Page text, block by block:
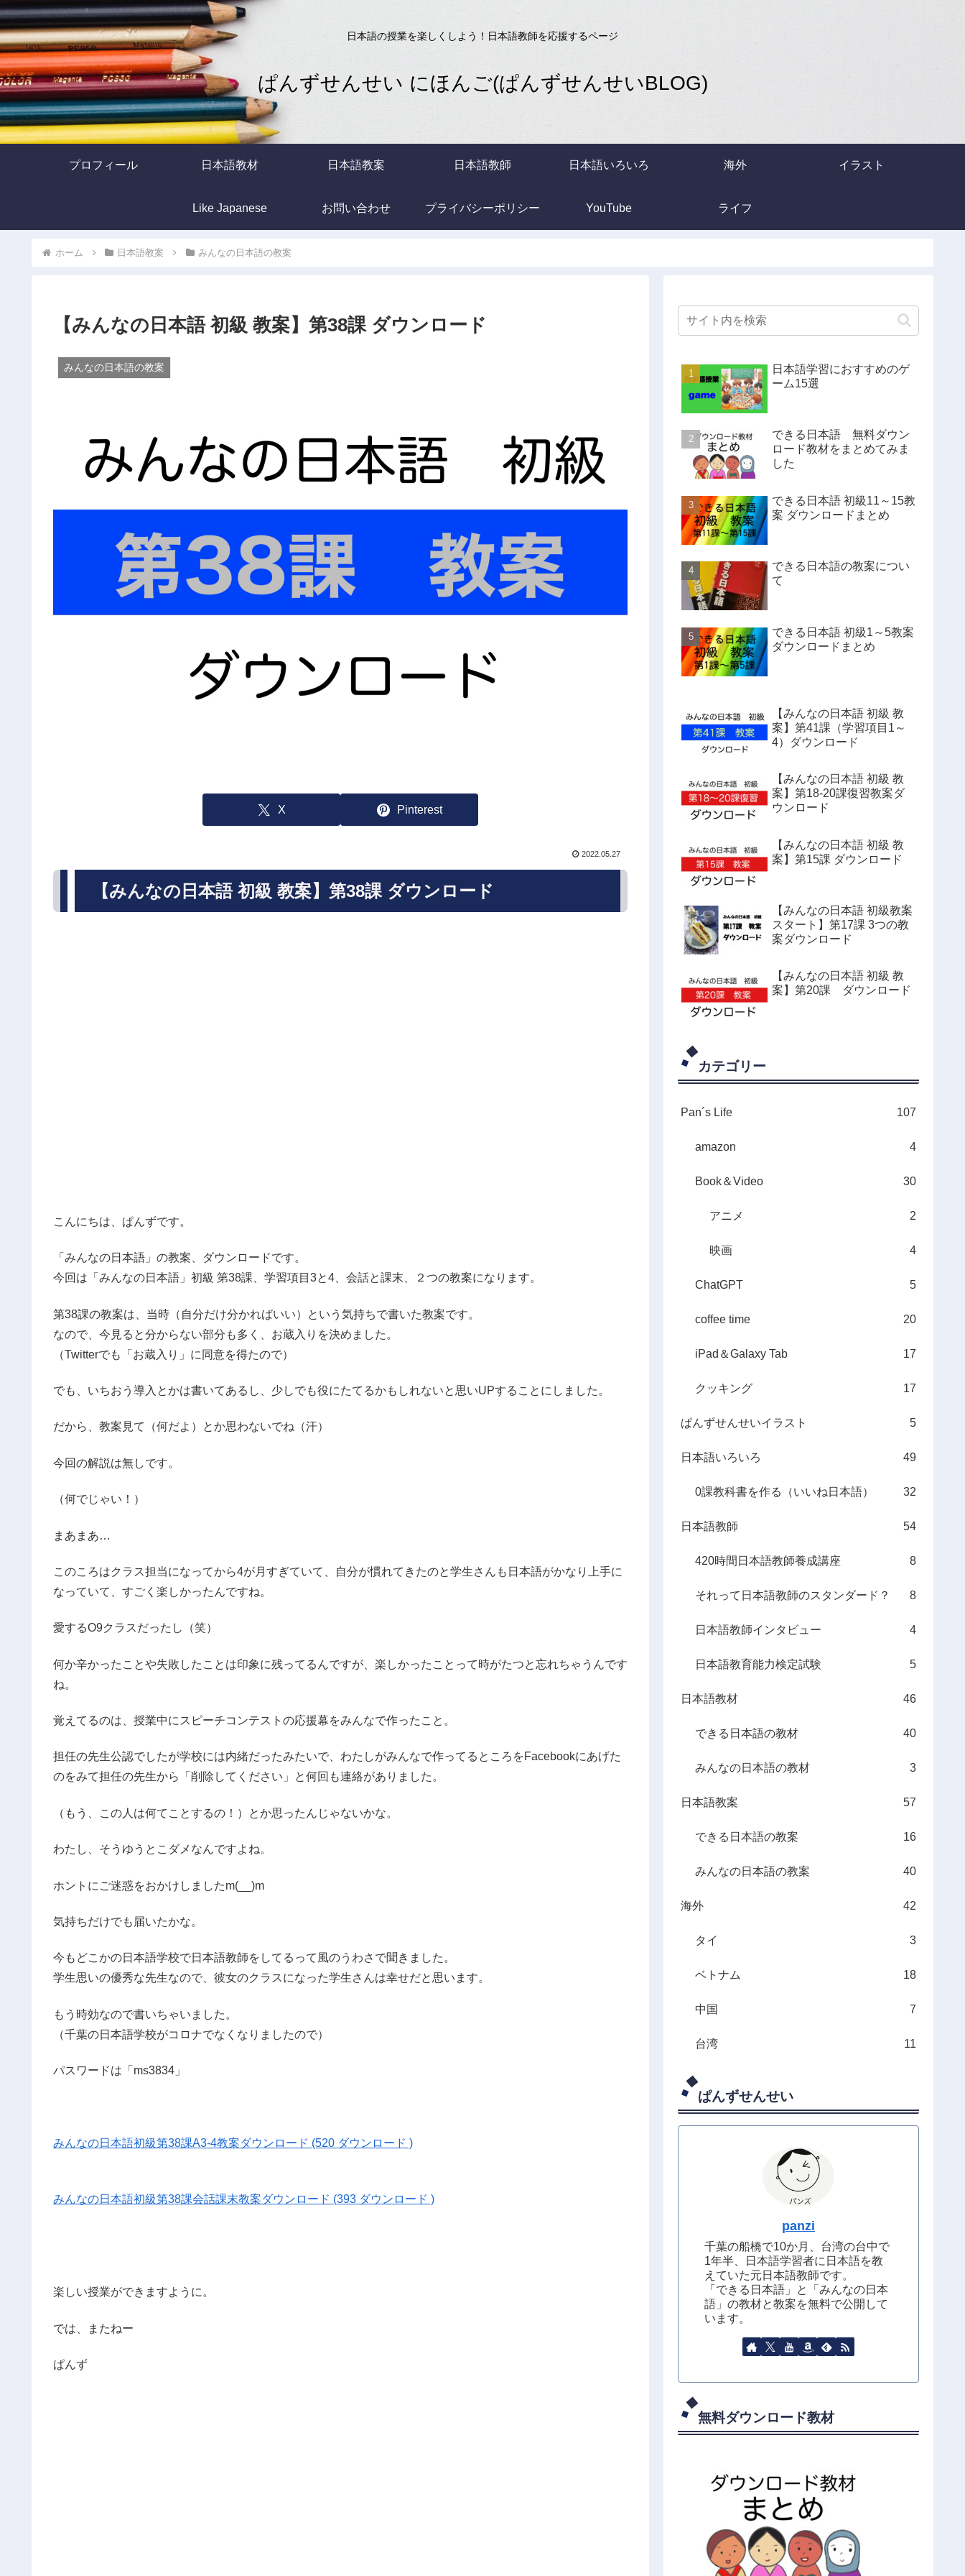
日本語の授業を楽しくしよう！日本語教師を応援するページ
ぱんずせんせい にほんご(ぱんずせんせいBLOG)
プロフィール 日本語教材 日本語教案 日本語教師 日本語いろいろ 海外 イラスト
Like Japanese お問い合わせ プライバシーポリシー YouTube ライフ
ホーム 日本語教案 みんなの日本語の教案
【みんなの日本語 初級 教案】第38課 ダウンロード
みんなの日本語の教案
X Pinterest
2022.05.27
【みんなの日本語 初級 教案】第38課 ダウンロード
こんにちは、ぱんずです。
「みんなの日本語」の教案、ダウンロードです。
今回は「みんなの日本語」初級 第38課、学習項目3と4、会話と課末、２つの教案になります。
第38課の教案は、当時（自分だけ分かればいい）という気持ちで書いた教案です。
なので、今見ると分からない部分も多く、お蔵入りを決めました。
（Twitterでも「お蔵入り」に同意を得たので）
でも、いちおう導入とかは書いてあるし、少しでも役にたてるかもしれないと思いUPすることにしました。
だから、教案見て（何だよ）とか思わないでね（汗）
今回の解説は無しです。
（何でじゃい！）
まあまあ…
このころはクラス担当になってから4が月すぎていて、自分が慣れてきたのと学生さんも日本語がかなり上手に
なっていて、すごく楽しかったんですね。
愛するO9クラスだったし（笑）
何か辛かったことや失敗したことは印象に残ってるんですが、楽しかったことって時がたつと忘れちゃうんです
ね。
覚えてるのは、授業中にスピーチコンテストの応援幕をみんなで作ったこと。
担任の先生公認でしたが学校には内緒だったみたいで、わたしがみんなで作ってるところをFacebookにあげた
のをみて担任の先生から「削除してください」と何回も連絡がありました。
（もう、この人は何てことするの！）とか思ったんじゃないかな。
わたし、そうゆうとこダメなんですよね。
ホントにご迷惑をおかけしましたm(__)m
気持ちだけでも届いたかな。
今もどこかの日本語学校で日本語教師をしてるって風のうわさで聞きました。
学生思いの優秀な先生なので、彼女のクラスになった学生さんは幸せだと思います。
もう時効なので書いちゃいました。
（千葉の日本語学校がコロナでなくなりましたので）
パスワードは「ms3834」
みんなの日本語初級第38課A3-4教案ダウンロード (520 ダウンロード )
みんなの日本語初級第38課会話課末教案ダウンロード (393 ダウンロード )
楽しい授業ができますように。
では、またねー
ぱんず
日本語学習におすすめのゲ
ーム15選
できる日本語 無料ダウン
ロード教材をまとめてみま
した
できる日本語 初級11～15教
案 ダウンロードまとめ
できる日本語の教案につい
て
できる日本語 初級1～5教案
ダウンロードまとめ
【みんなの日本語 初級 教
案】第41課（学習項目1～
4）ダウンロード
【みんなの日本語 初級 教
案】第18-20課復習教案ダ
ウンロード
【みんなの日本語 初級 教
案】第15課 ダウンロード
【みんなの日本語 初級教案
スタート】第17課 3つの教
案ダウンロード
【みんなの日本語 初級 教
案】第20課 ダウンロード
カテゴリー
Pan´s Life 107
amazon 4
Book＆Video 30
アニメ 2
映画 4
ChatGPT 5
coffee time 20
iPad＆Galaxy Tab 17
クッキング 17
ぱんずせんせいイラスト 5
日本語いろいろ 49
0課教科書を作る（いいね日本語） 32
日本語教師 54
420時間日本語教師養成講座 8
それって日本語教師のスタンダード？ 8
日本語教師インタビュー 4
日本語教育能力検定試験 5
日本語教材 46
できる日本語の教材 40
みんなの日本語の教材 3
日本語教案 57
できる日本語の教案 16
みんなの日本語の教案 40
海外 42
タイ 3
ベトナム 18
中国 7
台湾 11
ぱんずせんせい
panzi
千葉の船橋で10か月、台湾の台中で
1年半、日本語学習者に日本語を教
えていた元日本語教師です。
「できる日本語」と「みんなの日本
語」の教材と教案を無料で公開して
います。
無料ダウンロード教材